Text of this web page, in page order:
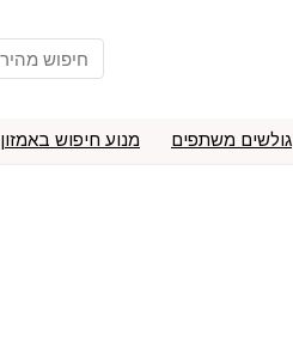
גולשים משתפים מנוע חיפוש באמזון